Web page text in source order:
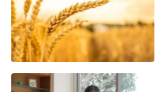
らはデザイナーブランド
私に負担させるのです。
言って、大胆にも直接現
した。プロジェクトを軌